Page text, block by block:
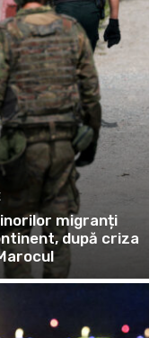
migranți
după criza